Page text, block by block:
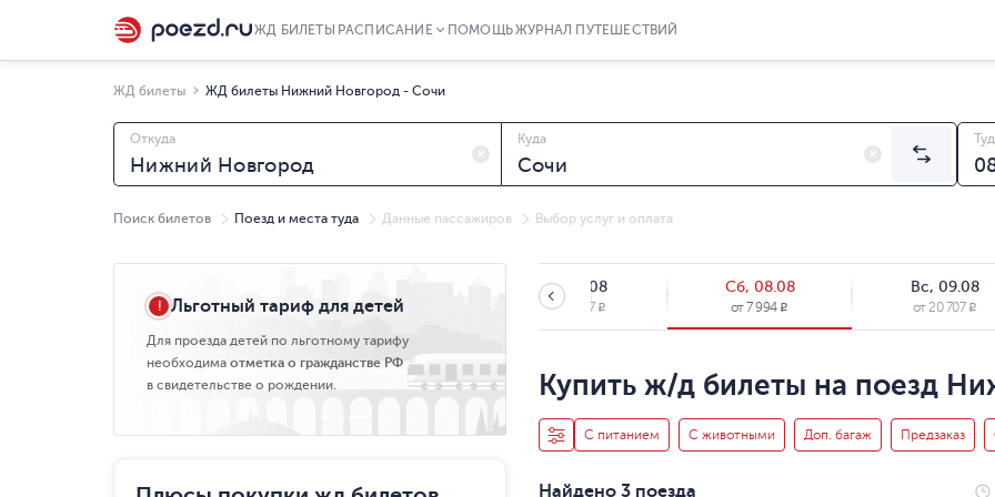
ЖД БИЛЕТЫ РАСПИСАНИЕ ПОМОЩЬЖУРНАЛ ПУТЕШЕСТВИЙ
ЖД билеты ЖД билеты Нижний Новгород - Сочи
Откуда Куда
Поиск билетов Поезд и места туда Данные пассажиров Выбор услуг и оплата
Пт, 07.08
от20 707 R
Сб, 08.08
от7 994 R
Вс, 09.08
от20 707 R
Купить ж/д билеты на поезд
С питанием С животными Доп. багаж Предзаказ
Найдено 3 поезда
Льготный тариф для детей
Для проезда детей по льготному тарифу
необходима отметка о гражданстве РФ
в свидетельстве о рождении.